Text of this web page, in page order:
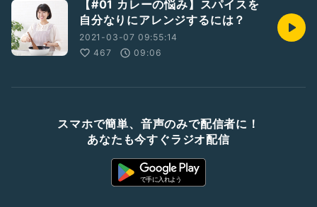
【#01 カレーの悩み】スパイスを
自分なりにアレンジするには？
2021-03-07 09:55:14
467
09:06
スマホで簡単、音声のみで配信者に！
あなたも今すぐラジオ配信